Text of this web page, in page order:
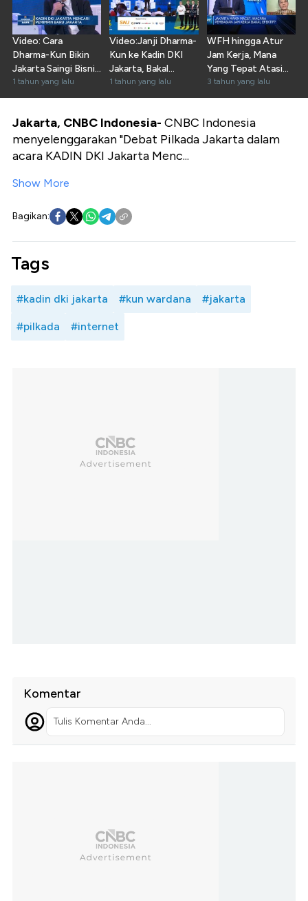
Video: Cara
Dharma-Kun Bikin
Jakarta Saingi Bisnis
MICE Singapura-KL
1 tahun yang lalu
Video:Janji Dharma-
Kun ke Kadin DKI
Jakarta, Bakal
Permudah Izin
Usaha
1 tahun yang lalu
WFH hingga Atur
Jam Kerja, Mana
Yang Tepat Atasi
Macet DKI?
3 tahun yang lalu
Jakarta, CNBC Indonesia- CNBC Indonesia
menyelenggarakan "Debat Pilkada Jakarta dalam
acara KADIN DKI Jakarta Menc...
Show More
Bagikan:
Tags
#kadin dki jakarta #kun wardana #jakarta
#pilkada #internet
Komentar
Tulis Komentar Anda...